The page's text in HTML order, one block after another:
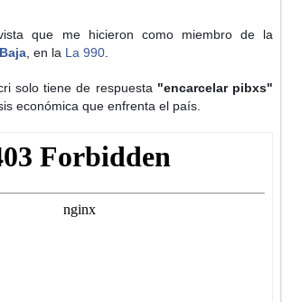
que me hicieron como miembro de la
, en la La 990
solo tiene de respuesta "encarcelar pibxs"
económica que enfrenta el país.